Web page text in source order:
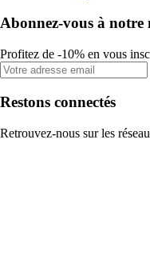
Abonnez-vous à notre
Profitez de -10% en vous
Restons connectés
Retrouvez-nous sur les